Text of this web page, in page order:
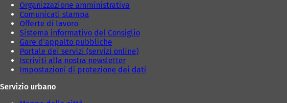
Organizzazione amministrativa
Comunicati stampa
Offerte di lavoro
Sistema informativo del Consiglio
Gare d'appalto pubbliche
Portale dei servizi (servizi online)
Iscriviti alla nostra newsletter
Impostazioni di protezione dei dati
Servizio urbano